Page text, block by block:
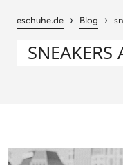
eschuhe.de › Blog ›
SNEAKERS